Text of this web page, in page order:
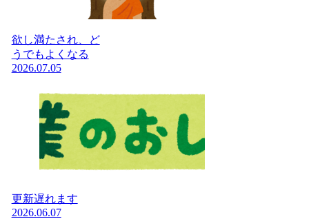
欲し満たされ、ど
うでもよくなる
2026.07.05
更新遅れます
2026.06.07